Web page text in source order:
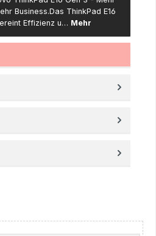
Business.Das ThinkPad E16
Effizienz u… Mehr